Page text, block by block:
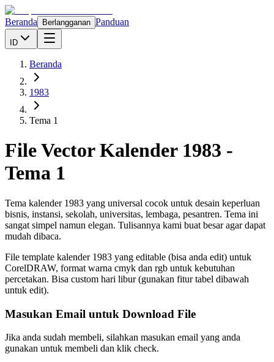
Beranda Berlangganan Panduan
ID
Beranda
1983
Tema 1
File Vector Kalender 1983 -
Tema 1
Tema kalender 1983 yang universal cocok untuk desain keperluan
bisnis, instansi, sekolah, universitas, lembaga, pesantren. Tema ini
sangat simpel namun elegan. Tulisannya kami buat besar agar dapat
mudah dibaca.
File template kalender 1983 yang editable (bisa anda edit) untuk
CorelDRAW, format warna cmyk dan rgb untuk kebutuhan
percetakan. Bisa custom hari libur (gunakan fitur tabel dibawah
untuk edit).
Masukan Email untuk Download File
Jika anda sudah membeli, silahkan masukan email yang anda
gunakan untuk membeli dan klik check.